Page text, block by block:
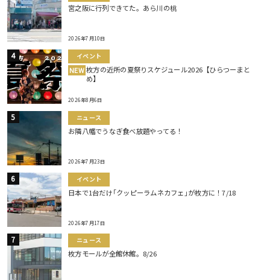
宮之阪に行列できてた。あら川の桃
2026年7月10日
イベント
NEW 枚方の近所の夏祭りスケジュール2026【ひらつーまと
め】
2026年8月6日
ニュース
お隣八幡でうなぎ食べ放題やってる！
2026年7月23日
イベント
日本で1台だけ｢クッピーラムネカフェ｣が枚方に！7/18
2026年7月17日
ニュース
枚方モールが全館休館。8/26